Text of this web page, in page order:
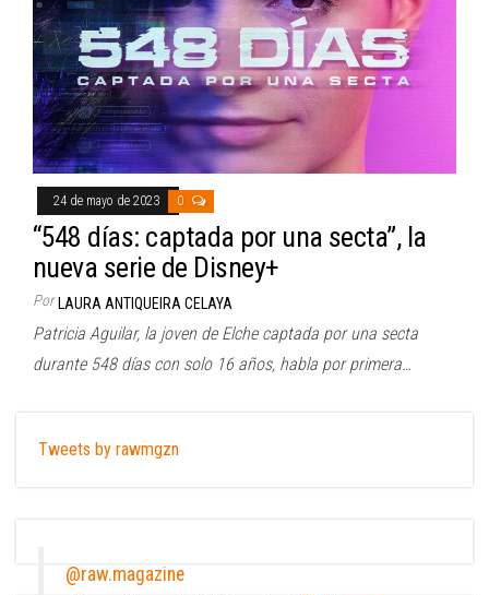
24 de mayo de 2023 0
“548 días: captada por una secta”, la
nueva serie de Disney+
Por LAURA ANTIQUEIRA CELAYA
Patricia Aguilar, la joven de Elche captada por una secta
durante 548 días con solo 16 años, habla por primera…
Tweets by rawmgzn
@raw.magazine